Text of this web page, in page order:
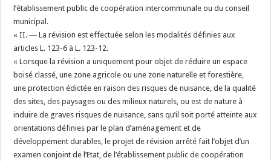
l’établissement public de coopération intercommunale ou du conseil
municipal.
« II. ― La révision est effectuée selon les modalités définies aux
articles L. 123-6 à L. 123-12.
« Lorsque la révision a uniquement pour objet de réduire un espace
boisé classé, une zone agricole ou une zone naturelle et forestière,
une protection édictée en raison des risques de nuisance, de la qualité
des sites, des paysages ou des milieux naturels, ou est de nature à
induire de graves risques de nuisance, sans qu’il soit porté atteinte aux
orientations définies par le plan d’aménagement et de
développement durables, le projet de révision arrêté fait l’objet d’un
examen conjoint de l’Etat, de l’établissement public de coopération